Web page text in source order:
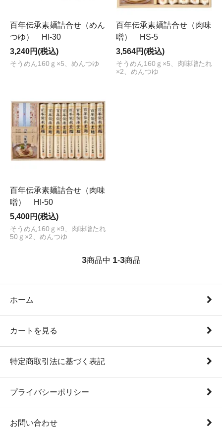
百年伝承素麺詰合せ（めん
つゆ） HI-30
3,240円(税込)
そうめん160ｇ×5、めんつゆ
百年伝承素麺詰合せ（肉味
噌） HS-5
3,564円(税込)
そうめん160ｇ×5、肉味噌たれ
×2、めんつゆ
百年伝承素麺詰合せ（肉味
噌） HI-50
5,400円(税込)
そうめん160ｇ×9、肉味噌たれ
50ｇ×2、めんつゆ
3商品中 1-3商品
ホーム
カートを見る
特定商取引法に基づく表記
プライバシーポリシー
お問い合わせ